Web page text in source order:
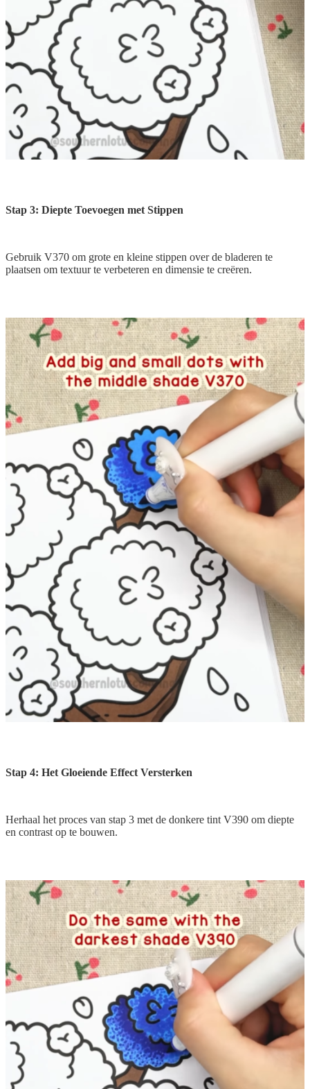
Stap 3: Diepte Toevoegen met Stippen
Gebruik V370 om grote en kleine stippen over de bladeren te
plaatsen om textuur te verbeteren en dimensie te creëren.
Stap 4: Het Gloeiende Effect Versterken
Herhaal het proces van stap 3 met de donkere tint V390 om diepte
en contrast op te bouwen.